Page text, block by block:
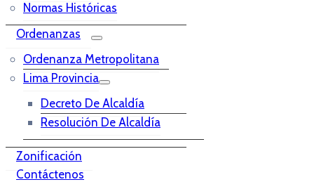
Normas Históricas
Ordenanzas
Ordenanza Metropolitana
Lima Provincia
Decreto De Alcaldía
Resolución De Alcaldía
Zonificación
Contáctenos